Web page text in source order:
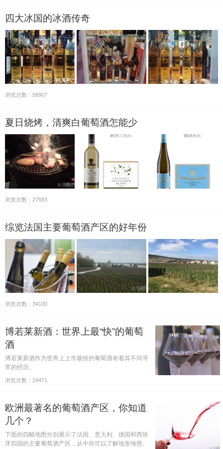
四大冰国的冰酒传奇
浏览次数：58907
夏日烧烤，清爽白葡萄酒怎能少
浏览次数：27683
综览法国主要葡萄酒产区的好年份
浏览次数：34100
博若莱新酒：世界上最“快”的葡萄
酒
博若莱新酒作为世界上上市最快的葡萄酒有着其不同寻
常的经历。
浏览次数：24471
欧洲最著名的葡萄酒产区，你知道
几个？
下面的四幅地图分别展示了法国、意大利、德国和西班
牙四国的主要葡萄酒产区，从中你可以了解地形地势、